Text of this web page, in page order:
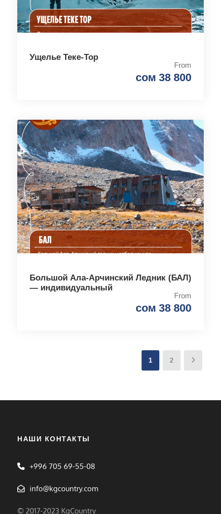
Ущелье Теке-Тор
From
сом 38 800
Большой Ала-Арчинский Ледник (БАЛ)
— индивидуальный
From
сом 38 800
1 2
НАШИ КОНТАКТЫ
+996 705 69-55-08
info@kgcountry.com
© 2017-2023 KgCountry